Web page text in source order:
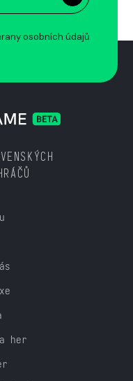
osobních údajů
her